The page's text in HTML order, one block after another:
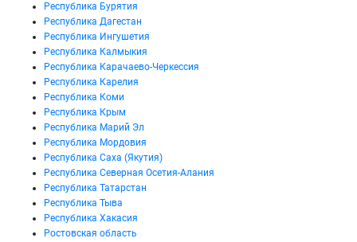
Республика Бурятия
Республика Дагестан
Республика Ингушетия
Республика Калмыкия
Республика Карачаево-Черкессия
Республика Карелия
Республика Коми
Республика Крым
Республика Марий Эл
Республика Мордовия
Республика Саха (Якутия)
Республика Северная Осетия-Алания
Республика Татарстан
Республика Тыва
Республика Хакасия
Ростовская область